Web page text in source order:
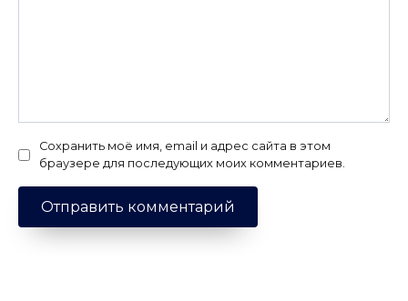
Сохранить моё имя, email и адрес сайта в этом
браузере для последующих моих комментариев.